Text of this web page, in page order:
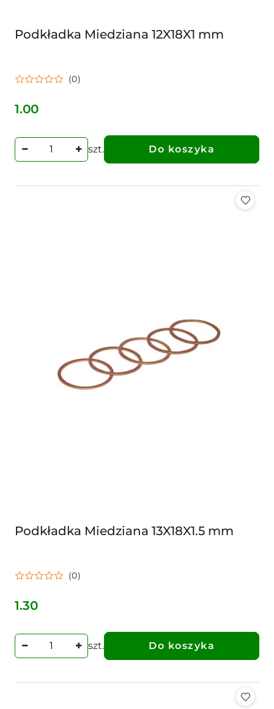
Podkładka Miedziana 12X18X1 mm
(0)
Cena:
1.00
szt. Do koszyka
Podkładka Miedziana 13X18X1.5 mm
(0)
Cena:
1.30
szt. Do koszyka